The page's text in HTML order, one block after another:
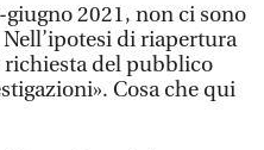
2021, non ci sono
di riapertura
richiesta del pubblico
Cosa che qui